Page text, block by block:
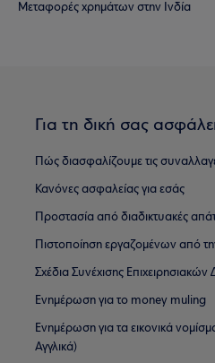
Μεταφορές χρημάτων στην Ινδία
Για τη δική σας
Πώς διασφαλίζουμε τις
Κανόνες ασφαλείας για εσάς
Προστασία από διαδικτυακές
Πιστοποίηση εργαζομένων από
Σχέδια Συνέχισης
Ενημέρωση για το money muling
Ενημέρωση για τα εικονικά
Αγγλικά)